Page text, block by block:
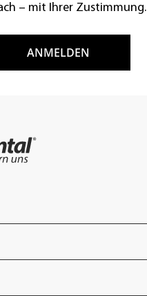
– mit Ihrer Zustimmung.
ANMELDEN